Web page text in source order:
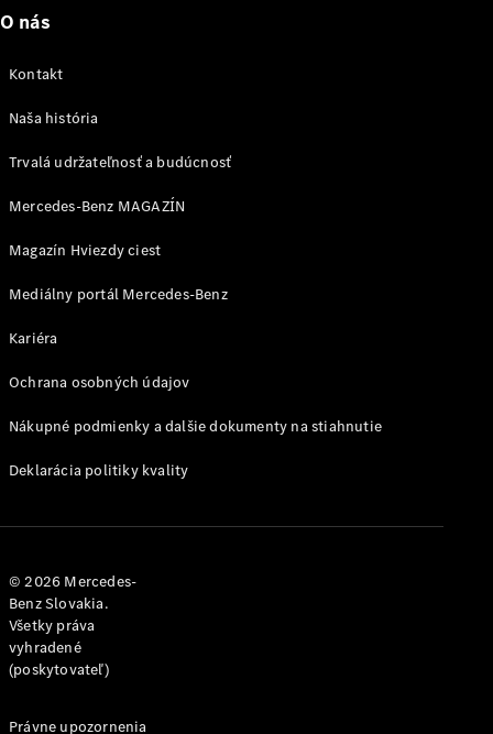
Všetky
CLA
Brake
Shooting
Trieda C
Trieda E
kombi
Trieda E All-
Terrain
Vozidlá k
Konfigurátor
Hatchback
O nás
Kontakt
Naša história
Trvalá udržateľnosť a budúcnosť
Mercedes-Benz MAGAZÍN
Magazín Hviezdy ciest
Mediálny portál Mercedes-Benz
Kariéra
Ochrana osobných údajov
Nákupné podmienky a dalšie dokumenty na stiahnutie
Deklarácia politiky kvality
© 2026 Mercedes-
Benz Slovakia.
Všetky práva
vyhradené
(poskytovateľ)
Právne upozornenia